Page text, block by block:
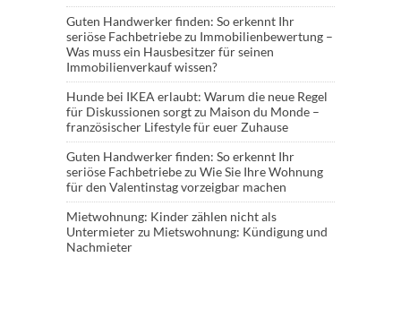
Guten Handwerker finden: So erkennt Ihr
seriöse Fachbetriebezu Immobilienbewertung –
Was muss ein Hausbesitzer für seinen
Immobilienverkauf wissen?
Hunde bei IKEA erlaubt: Warum die neue Regel
für Diskussionen sorgtzu Maison du Monde –
französischer Lifestyle für euer Zuhause
Guten Handwerker finden: So erkennt Ihr
seriöse Fachbetriebezu Wie Sie Ihre Wohnung
für den Valentinstag vorzeigbar machen
Mietwohnung: Kinder zählen nicht als
Untermieterzu Mietswohnung: Kündigung und
Nachmieter